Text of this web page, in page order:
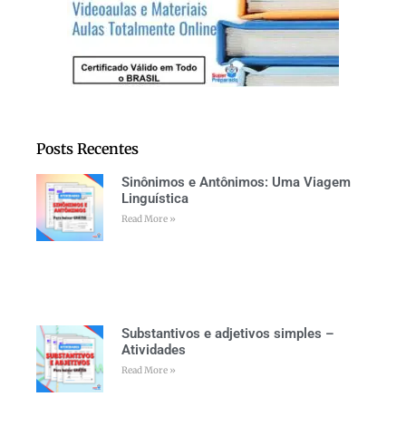
Posts Recentes
Sinônimos e Antônimos: Uma Viagem
Linguística
Read More »
Substantivos e adjetivos simples –
Atividades
Read More »